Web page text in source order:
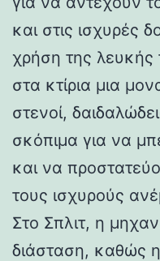
και στις ισχυρές
χρήση της λευκής
στα κτίρια μια
στενοί,
σκόπιμα για να
και να
τους ισχυρούς
Στο Σπλιτ, η
διάσταση, καθώς